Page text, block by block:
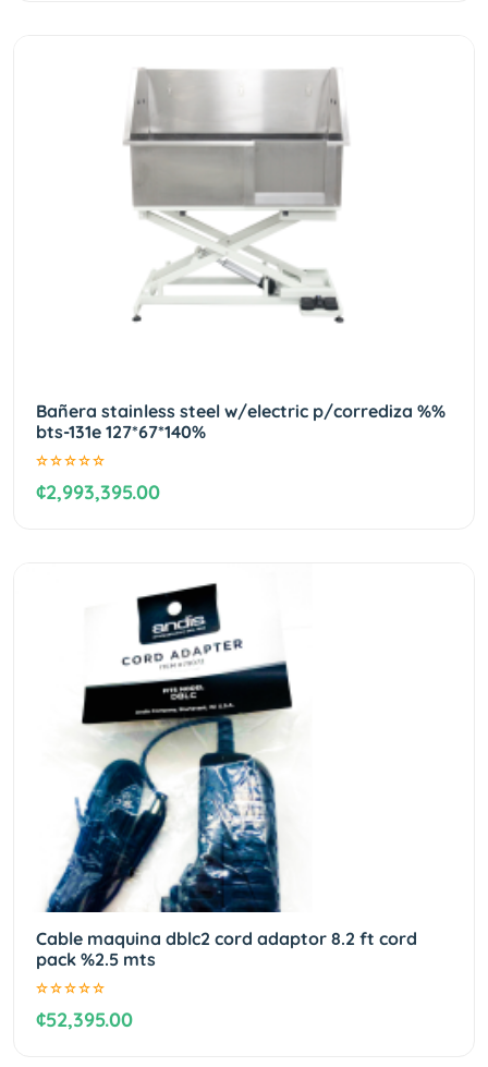
Bañera stainless steel w/electric p/corrediza %%
bts-131e 127*67*140%
¢2,993,395.00
Cable maquina dblc2 cord adaptor 8.2 ft cord
pack %2.5 mts
¢52,395.00